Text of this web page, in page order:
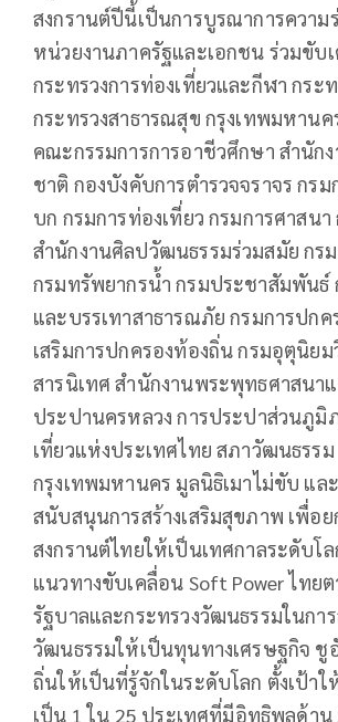
สงกรานต์ปีนี้เป็นการบูรณาการความ
หน่วยงานภาครัฐและเอกชน ร่วมขับ
กระทรวงการท่องเที่ยวและกีฬา กระ
กระทรวงสาธารณสุข กรุงเทพมหานค
คณะกรรมการการอาชีวศึกษา สำนัก
ชาติ กองบังคับการตำรวจจราจร กรม
บก กรมการท่องเที่ยว กรมการศาสน
สำนักงานศิลปวัฒนธรรมร่วมสมัย กร
กรมทรัพยากรน้ำ กรมประชาสัมพันธ์
และบรรเทาสาธารณภัย กรมการปกค
เสริมการปกครองท้องถิ่น กรมอุตุนิยม
สารนิเทศ สำนักงานพระพุทธศาสนา
ประปานครหลวง การประปาส่วนภูมิ
เที่ยวแห่งประเทศไทย สภาวัฒนธรรม
กรุงเทพมหานคร มูลนิธิเมาไม่ขับ แล
สนับสนุนการสร้างเสริมสุขภาพ เพื่อ
สงกรานต์ไทยให้เป็นเทศกาลระดับโ
แนวทางขับเคลื่อน Soft Power ไทย
รัฐบาลและกระทรวงวัฒนธรรมในกา
วัฒนธรรมให้เป็นทุนทางเศรษฐกิจ
ถิ่นให้เป็นที่รู้จักในระดับโลก ตั้งเป้าใ
เป็น 1 ใน 25 ประเทศที่มีอิทธิพลด้าน